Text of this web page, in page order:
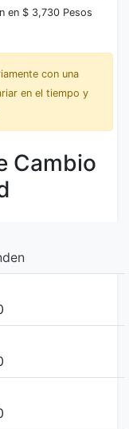
en $ 3,730 Pesos
con una
en el tiempo y
Cambio